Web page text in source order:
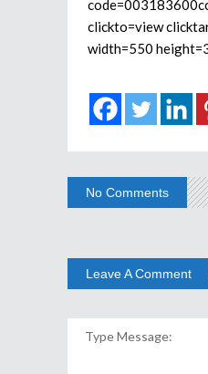
clickto=view
width=550
No Comments
Leave A Comment